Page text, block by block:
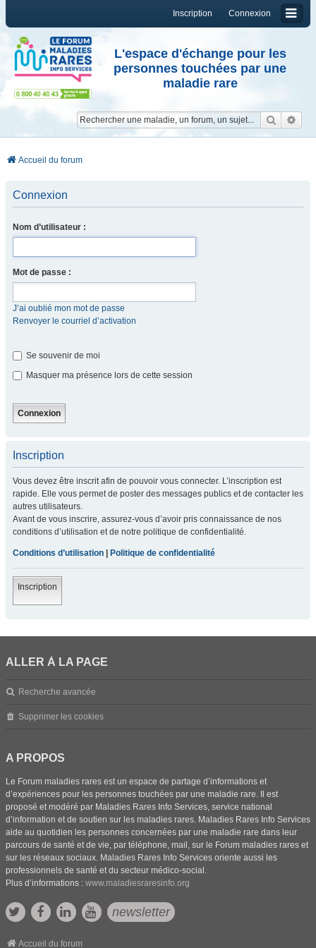
Connexion
Inscription
L'espace d'échange pour les
personnes touchées par une
maladie rare
Accueil du forum
Connexion
Nom d’utilisateur :
Mot de passe :
J’ai oublié mon mot de passe
Renvoyer le courriel d’activation
Se souvenir de moi
Masquer ma présence lors de cette session
Inscription
Vous devez être inscrit afin de pouvoir vous connecter. L’inscription est
rapide. Elle vous permet de poster des messages publics et de contacter les
autres utilisateurs.
Avant de vous inscrire, assurez-vous d’avoir pris connaissance de nos
conditions d’utilisation et de notre politique de confidentialité.
Conditions d’utilisation Politique de confidentialité
Inscription
ALLER À LA PAGE
Recherche avancée
Supprimer les cookies
A PROPOS
Le Forum maladies rares est un espace de partage d’informations et
d’expériences pour les personnes touchées par une maladie rare. Il est
proposé et modéré par Maladies Rares Info Services, service national
d’information et de soutien sur les maladies rares. Maladies Rares Info Services
aide au quotidien les personnes concernées par une maladie rare dans leur
parcours de santé et de vie, par téléphone, mail, sur le Forum maladies rares et
sur les réseaux sociaux. Maladies Rares Info Services oriente aussi les
professionnels de santé et du secteur médico-social.
Plus d’informations : www.maladiesraresinfo.org
newsletter
Accueil du forum